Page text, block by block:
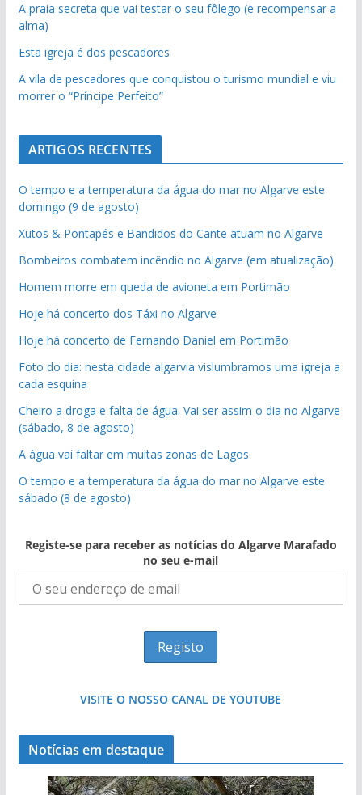
A praia secreta que vai testar o seu fôlego (e recompensar a
alma)
Esta igreja é dos pescadores
A vila de pescadores que conquistou o turismo mundial e viu
morrer o “Príncipe Perfeito”
ARTIGOS RECENTES
O tempo e a temperatura da água do mar no Algarve este
domingo (9 de agosto)
Xutos & Pontapés e Bandidos do Cante atuam no Algarve
Bombeiros combatem incêndio no Algarve (em atualização)
Homem morre em queda de avioneta em Portimão
Hoje há concerto dos Táxi no Algarve
Hoje há concerto de Fernando Daniel em Portimão
Foto do dia: nesta cidade algarvia vislumbramos uma igreja a
cada esquina
Cheiro a droga e falta de água. Vai ser assim o dia no Algarve
(sábado, 8 de agosto)
A água vai faltar em muitas zonas de Lagos
O tempo e a temperatura da água do mar no Algarve este
sábado (8 de agosto)
Registe-se para receber as notícias do Algarve Marafado
no seu e-mail
VISITE O NOSSO CANAL DE YOUTUBE
Notícias em destaque